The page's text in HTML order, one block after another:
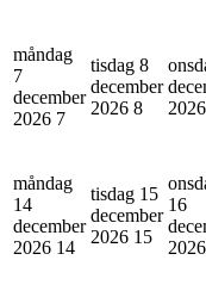
måndag
7
december
2026 7
tisdag 8
december
2026 8
2026
måndag
14
december
2026 14
tisdag 15
december
2026 15
16
2026